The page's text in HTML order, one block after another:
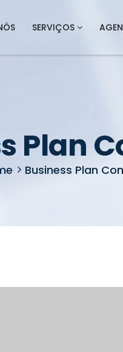
SERVIÇOS
Plan
Business Plan